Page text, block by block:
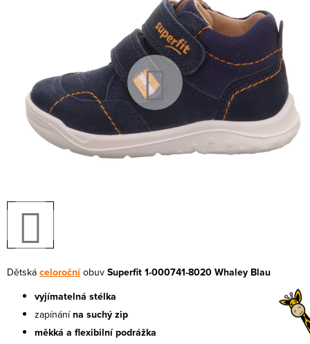
Dětská celoročníobuv Superfit 1-000741-8020 Whaley Blau
vyjímatelná stélka
zapínánína suchý zip
měkká a flexibilní podrážka